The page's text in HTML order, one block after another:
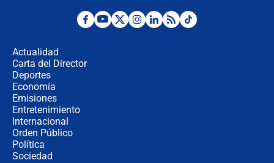
¿La posesión de Abelardo De la
Actualidad
Carta del Director
Deportes
Economía
Emisiones
Entretenimiento
Internacional
Orden Público
Política
Sociedad